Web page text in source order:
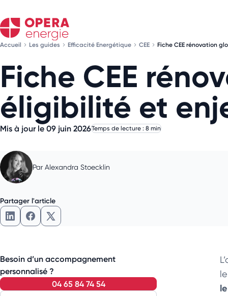
Accueil Les guides Efficacité Energétique CEE Fiche CEE rénovation
Fiche CEE
éligibilité et
Mis à jour le 09 juin 2026Temps de lecture : 8 min
Par Alexandra Stoecklin
Partager l'article
Partager l'article sur LinkedIn
Partager l'article sur Facebook
Partager l'article sur X
Besoin d’un accompagnement
personnalisé ?
04 65 84 74 54